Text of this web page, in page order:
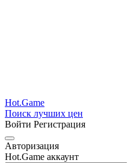
Hot.Game
Поиск лучших цен
Войти Регистрация
Авторизация
Hot.Game аккаунт